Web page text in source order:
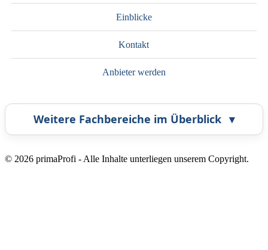
Einblicke
Kontakt
Anbieter werden
Weitere Fachbereiche im Überblick ▾
Airbrush Bestatter
© 2026 primaProfi - Alle Inhalte unterliegen unserem Copyright.